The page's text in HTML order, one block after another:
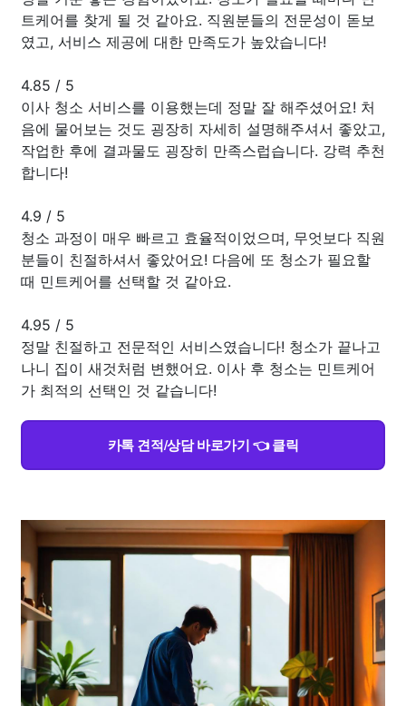
트케어를 찾게 될 것 같아요. 직원분들의 전문성이 돋보
였고, 서비스 제공에 대한 만족도가 높았습니다!
4.85 / 5
이사 청소 서비스를 이용했는데 정말 잘 해주셨어요! 처
음에 물어보는 것도 굉장히 자세히 설명해주셔서 좋았고,
작업한 후에 결과물도 굉장히 만족스럽습니다. 강력 추천
합니다!
4.9 / 5
청소 과정이 매우 빠르고 효율적이었으며, 무엇보다 직원
분들이 친절하셔서 좋았어요! 다음에 또 청소가 필요할
때 민트케어를 선택할 것 같아요.
4.95 / 5
정말 친절하고 전문적인 서비스였습니다! 청소가 끝나고
나니 집이 새것처럼 변했어요. 이사 후 청소는 민트케어
가 최적의 선택인 것 같습니다!
카톡 견적/상담 바로가기 👈 클릭